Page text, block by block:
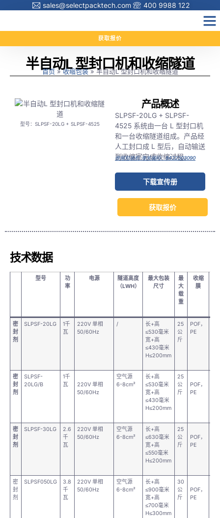
sales@selectpacktech.com 400 9988 122
获取报价
半自动L 型封口机和收缩隧道
首页»收缩包装»半自动L 型封口机和收缩隧道
产品概述
SLPSF-20LG + SLPSF-
4525 系统由一台 L 型封口机
和一台收缩隧道组成。产品经
人工封口成 L 型后，自动输送
到收缩室完成收缩过程。
收缩包装机 海关编码：8422303090
下载宣传册
获取报价
型号：SLPSF-20LG + SLPSF-4525
技术数据
型号
功
率
电源
隧道高度
（LWH）
最大包装
尺寸
最
大
载
重
收缩
膜
密
封
剂
SLPSF-20LG
1千
瓦
220V 单相
50/60Hz
/
长+高
≤530毫米
宽+高
≤430毫米
H≤200mm
25
公
斤
POF，
PE
密
封
剂
SLPSF-
20LG/B
1千
瓦
220V 单相
50/60Hz
空气源
6-8cm²
长+高
≤530毫米
宽+高
≤430毫米
H≤200mm
25
公
斤
POF，
PE
密
封
剂
SLPSF-30LG
2.6
千
瓦
220V 单相
50/60Hz
空气源
6-8cm²
长+高
≤630毫米
宽+高
≤550毫米
H≤200mm
25
公
斤
POF，
PE
密
封
剂
SLPSF050LG
3.8
千
瓦
220V 单相
50/60Hz
空气源
6-8cm²
长+高
≤900毫米
宽+高
≤700毫米
H≤300mm
30
公
斤
POF，
PE